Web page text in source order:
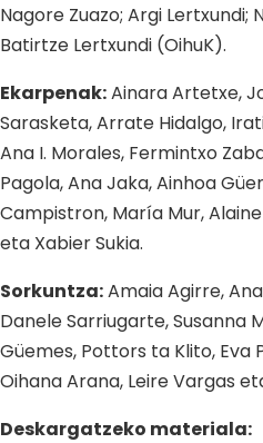
Nagore Zuazo; Argi
Batirtze Lertxundi (OihuK).
Ekarpenak:Ainara Artetxe,
Sarasketa, Arrate Hidalgo,
Ana I. Morales, Fermintxo
Pagola, Ana Jaka, Ainhoa
Campistron, María Mur,
eta Xabier Sukia.
Sorkuntza:Amaia Agirre,
Danele Sarriugarte, Susanna
Güemes, Pottors ta Klito, Eva
Oihana Arana, Leire Vargas
Deskargatzeko materiala: